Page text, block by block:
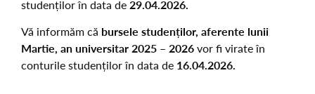
studenților în data de29.04.2026.
Vă informăm că bursele studenților, aferente lunii
Martie, an universitar 2025 – 2026vor fi virate în
conturile studenților în data de 16.04.2026.